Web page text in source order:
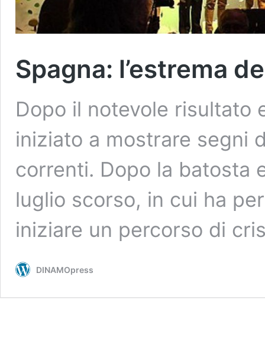
Spagna: l’estrema
Dopo il notevole risultato
iniziato a mostrare segni
correnti. Dopo la batosta
luglio scorso, in cui ha
iniziare un percorso di
DINAMOpress